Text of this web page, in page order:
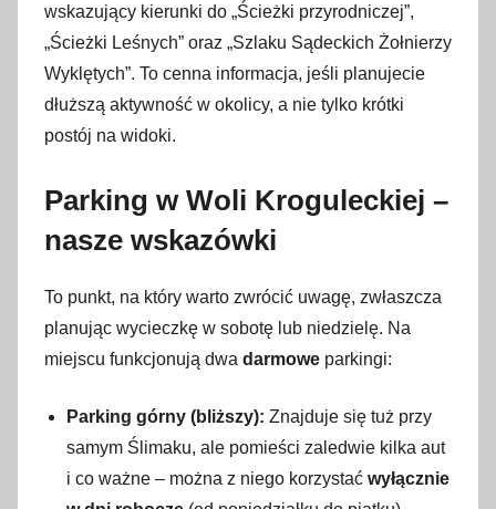
wskazujący kierunki do „Ścieżki przyrodniczej”,
„Ścieżki Leśnych” oraz „Szlaku Sądeckich Żołnierzy
Wyklętych”. To cenna informacja, jeśli planujecie
dłuższą aktywność w okolicy, a nie tylko krótki
postój na widoki.
Parking w Woli Kroguleckiej –
nasze wskazówki
To punkt, na który warto zwrócić uwagę, zwłaszcza
planując wycieczkę w sobotę lub niedzielę. Na
miejscu funkcjonują dwa darmowe parkingi:
Parking górny (bliższy): Znajduje się tuż przy
samym Ślimaku, ale pomieści zaledwie kilka aut
i co ważne – można z niego korzystać wyłącznie